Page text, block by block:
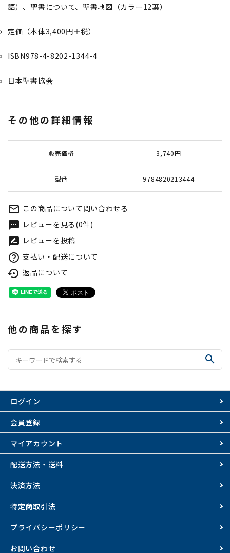
語）、聖書について、聖書地図（カラー12葉）
定価（本体3,400円＋税）
ISBN978-4-8202-1344-4
日本聖書協会
その他の詳細情報
販売価格 3,740円
型番 9784820213444
mail_outline この商品について問い合わせる
textsms レビューを見る(0件)
rate_review レビューを投稿
help_outline 支払い・配送について
settings_backup_restore 返品について
他の商品を探す
search
ログイン
会員登録
マイアカウント
配送方法・送料
決済方法
特定商取引法
プライバシーポリシー
お問い合わせ